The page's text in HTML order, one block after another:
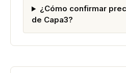
¿Cómo confirmar
de Capa3?